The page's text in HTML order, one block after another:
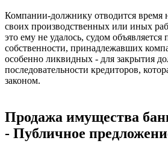
Компании-должнику отводится время
своих производственных или иных
это ему не удалось, судом объявляется
собственности, принадлежавших
особенно ликвидных - для закрытия
последовательности кредиторов,
законом.
Продажа имущества
- Публичное